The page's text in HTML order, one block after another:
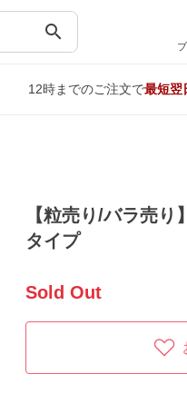
search
12時までのご注文で最短翌
【粒売り/バラ売
タイプ
Sold Out